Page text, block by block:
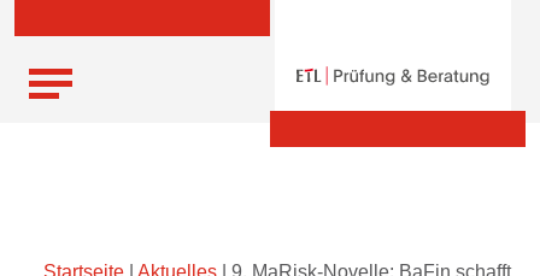
Startseite Aktuelles
9. MaRisk-Novelle: BaFin schafft